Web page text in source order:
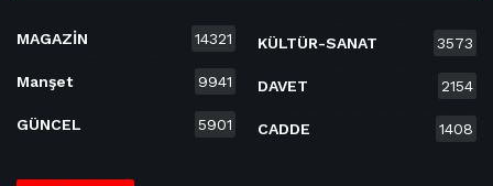
MAGAZİN 14321
Manşet 9941
GÜNCEL 5901
KÜLTÜR-SANAT 3573
DAVET 2154
CADDE 1408